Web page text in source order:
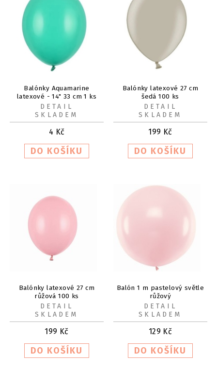
Balónky Aquamarine
latexové - 14" 33 cm 1 ks
4 Kč
DETAIL
SKLADEM
Balónky latexové 27 cm
šedá 100 ks
199 Kč
DETAIL
SKLADEM
Balónky latexové 27 cm
růžová 100 ks
199 Kč
DETAIL
SKLADEM
Balón 1 m pastelový světle
růžový
129 Kč
DETAIL
SKLADEM